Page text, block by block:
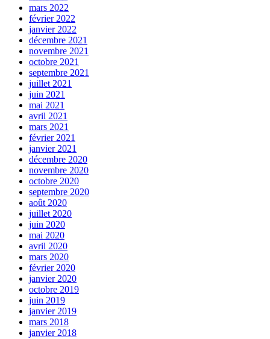
mars 2022
février 2022
janvier 2022
décembre 2021
novembre 2021
octobre 2021
septembre 2021
juillet 2021
juin 2021
mai 2021
avril 2021
mars 2021
février 2021
janvier 2021
décembre 2020
novembre 2020
octobre 2020
septembre 2020
août 2020
juillet 2020
juin 2020
mai 2020
avril 2020
mars 2020
février 2020
janvier 2020
octobre 2019
juin 2019
janvier 2019
mars 2018
janvier 2018